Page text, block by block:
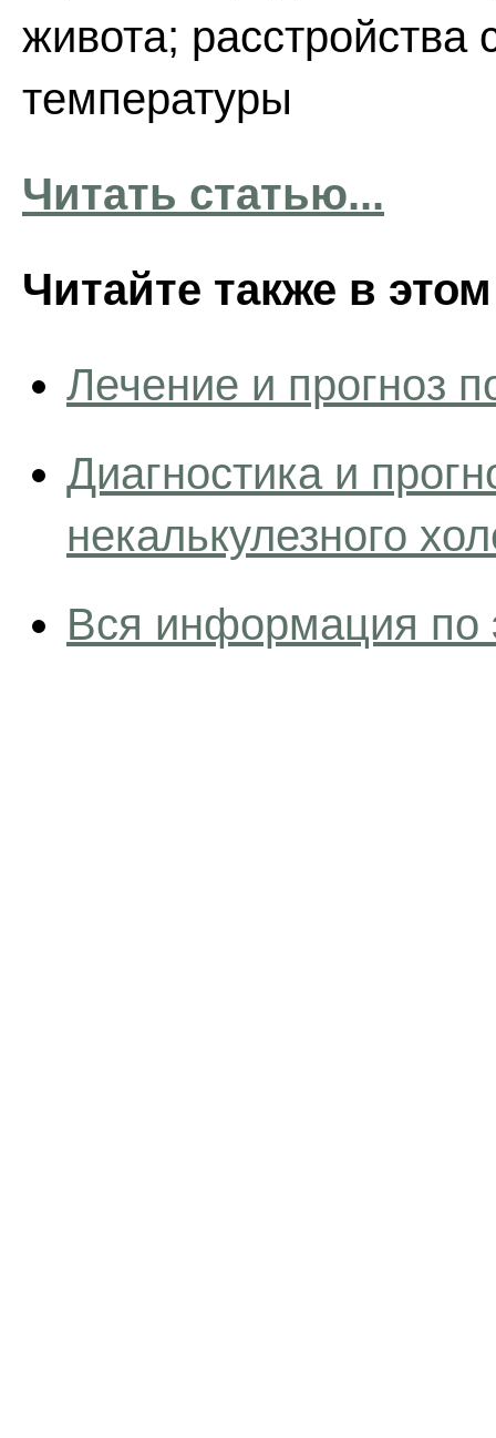
живота;
температуры
Читать статью...
Читайте также в
Лечение и прогноз
Диагностика и
некалькулезного
Вся информация по